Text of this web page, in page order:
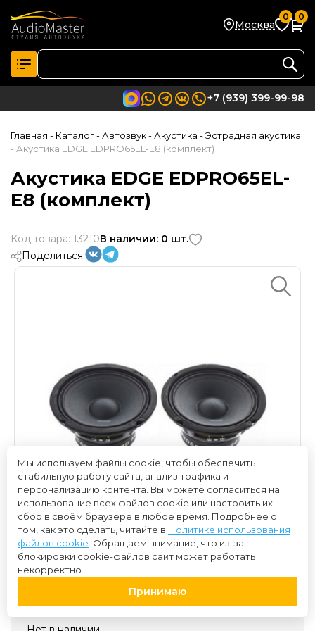
Москва
0 0
+7 (939) 399-99-98
Главная - Каталог- Автозвук- Акустика - Эстрадная акустика
- Акустика EDGE EDPRO65EL-E8 (комплект)
Акустика EDGE EDPRO65EL-
E8 (комплект)
Код товара: 13210В наличии: 0 шт.
Поделиться:
2 200 ₽
Мы используем файлы cookie, чтобы обеспечить
стабильную работу сайта, анализ трафика и
персонализацию контента. Вы можете согласиться на
использование всех файлов cookie или настроить их
сбор в своём браузере в любое время. Подробнее о
том, как это сделать, читайте в Политике использования
файлов cookie . Обращаем внимание, что из-за
блокировки cookie-файлов сайт может работать
некорректно.
Принимаю